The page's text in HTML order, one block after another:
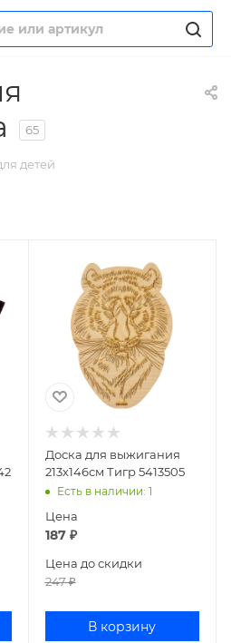
65
детей
Доска для выжигания
213х146см Тигр 5413505
Есть в наличии: 1
Цена
187₽
Цена до скидки
247₽
В корзину